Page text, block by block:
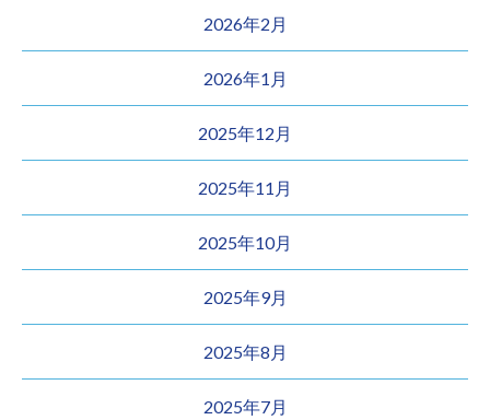
2026年2月
2026年1月
2025年12月
2025年11月
2025年10月
2025年9月
2025年8月
2025年7月